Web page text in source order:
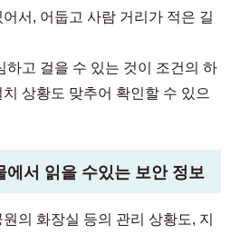
서, 어둡고 사람 거리가 적은 길
하고 걸을 수 있는 것이 조건의 하
상황도 맞추어 확인할 수 있으
에서 읽을 수있는 보안 정보
의 화장실 등의 관리 상황도, 지